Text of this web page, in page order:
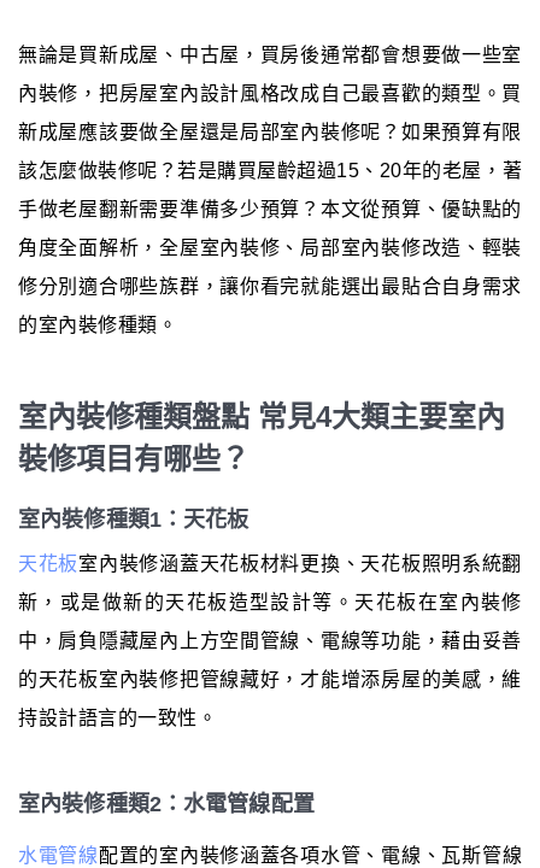
無論是買新成屋、中古屋，買房後通常都會想要做一些室
內裝修，把房屋室內設計風格改成自己最喜歡的類型。買
新成屋應該要做全屋還是局部室內裝修呢？如果預算有限
該怎麼做裝修呢？若是購買屋齡超過15、20年的老屋，著
手做老屋翻新需要準備多少預算？本文從預算、優缺點的
角度全面解析，全屋室內裝修、局部室內裝修改造、輕裝
修分別適合哪些族群，讓你看完就能選出最貼合自身需求
的室內裝修種類。
室內裝修種類盤點 常見4大類主要室內
裝修項目有哪些？
室內裝修種類1：天花板
天花板室內裝修涵蓋天花板材料更換、天花板照明系統翻
新，或是做新的天花板造型設計等。天花板在室內裝修
中，肩負隱藏屋內上方空間管線、電線等功能，藉由妥善
的天花板室內裝修把管線藏好，才能增添房屋的美感，維
持設計語言的一致性。
室內裝修種類2：水電管線配置
水電管線配置的室內裝修涵蓋各項水管、電線、瓦斯管線